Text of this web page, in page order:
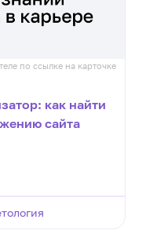
по ссылке на карточке
как найти
сайта